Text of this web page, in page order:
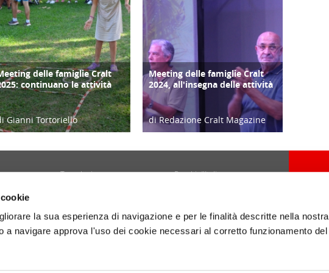
la sua esperienza di navigazione e per le finalità descritte nella nostra
a navigare approva l'uso dei cookie necessari al corretto funzionamento del
delle famiglie Cralt
continuano le attività
Gianni Tortoriello
COPERTINA
Meeting delle famiglie Cralt
2024, all'insegna delle attività
di Redazione Cralt Magazine
Tecnologia
Diario di Viaggio
Attività
Borghi d'Italia
Copertina